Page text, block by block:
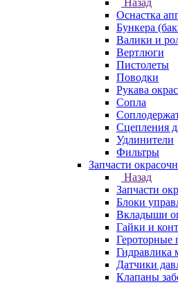
Назад
Оснастка
Бункера
Валики и
Вертлюги
Пистолеты
Поводки
Рукава
Сопла
Сцепления
Удлинители
Фильтры
Запчасти
Назад
Запчасти
Блоки
Вкладыши
Гайки и
Героторные
Гидравлика
Датчики
Клапаны